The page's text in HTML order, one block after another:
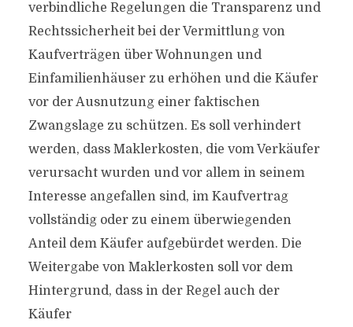
verbindliche Regelungen die Transparenz und
Rechtssicherheit bei der Vermittlung von
Kaufverträgen über Wohnungen und
Einfamilienhäuser zu erhöhen und die Käufer
vor der Ausnutzung einer faktischen
Zwangslage zu schützen. Es soll verhindert
werden, dass Maklerkosten, die vom Verkäufer
verursacht wurden und vor allem in seinem
Interesse angefallen sind, im Kaufvertrag
vollständig oder zu einem überwiegenden
Anteil dem Käufer aufgebürdet werden. Die
Weitergabe von Maklerkosten soll vor dem
Hintergrund, dass in der Regel auch der
Käufer